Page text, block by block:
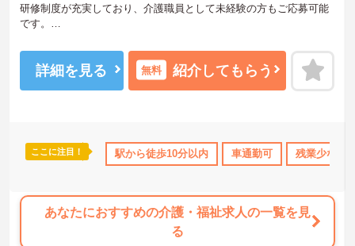
住宅手当・補助 産休･育休･介護休暇取得実績あり 夏～秋入
研修制度が充実しており、介護職員として未経験の方もご応募可能
です。
お問い合わせください。
詳細を見る 無料 紹介してもらう
ここに注目！ 駅から徒歩10分以内 車通勤可 残業少なめ
あなたにおすすめの介護・福祉求人の一覧を見
る